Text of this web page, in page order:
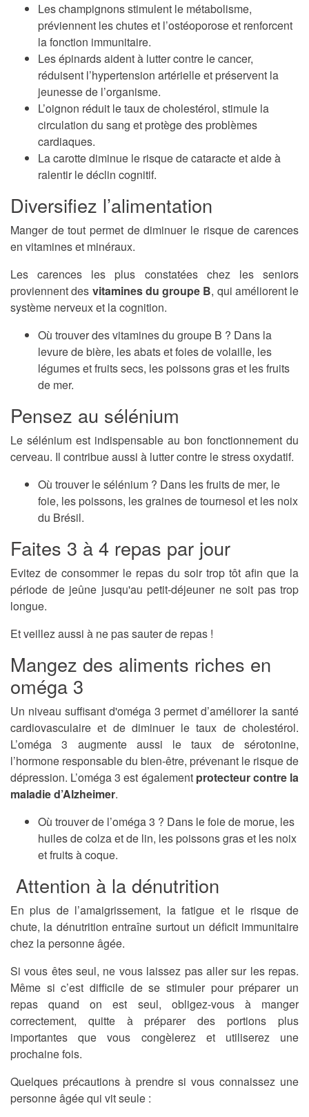
Les champignons stimulent le métabolisme,
préviennent les chutes et l’ostéoporose et renforcent
la fonction immunitaire.
Les épinards aident à lutter contre le cancer,
réduisent l’hypertension artérielle et préservent la
jeunesse de l’organisme.
L’oignon réduit le taux de cholestérol, stimule la
circulation du sang et protège des problèmes
cardiaques.
La carotte diminue le risque de cataracte et aide à
ralentir le déclin cognitif.
Diversifiez l’alimentation
Manger de tout permet de diminuer le risque de carences
en vitamines et minéraux.
Les carences les plus constatées chez les seniors
proviennent des vitamines du groupe B, qui améliorent le
système nerveux et la cognition.
Où trouver des vitamines du groupe B ? Dans la
levure de bière, les abats et foies de volaille, les
légumes et fruits secs, les poissons gras et les fruits
de mer.
Pensez au sélénium
Le sélénium est indispensable au bon fonctionnement du
cerveau. Il contribue aussi à lutter contre le stress oxydatif.
Où trouver le sélénium ? Dans les fruits de mer, le
foie, les poissons, les graines de tournesol et les noix
du Brésil.
Faites 3 à 4 repas par jour
Evitez de consommer le repas du soir trop tôt afin que la
période de jeûne jusqu'au petit-déjeuner ne soit pas trop
longue.
Et veillez aussi à ne pas sauter de repas !
Mangez des aliments riches en
oméga 3
Un niveau suffisant d'oméga 3 permet d’améliorer la santé
cardiovasculaire et de diminuer le taux de cholestérol.
L’oméga 3 augmente aussi le taux de sérotonine,
l’hormone responsable du bien-être, prévenant le risque de
dépression. L’oméga 3 est également protecteur contre la
maladie d’Alzheimer.
Où trouver de l’oméga 3 ? Dans le foie de morue, les
huiles de colza et de lin, les poissons gras et les noix
et fruits à coque.
Attention à la dénutrition
En plus de l’amaigrissement, la fatigue et le risque de
chute, la dénutrition entraîne surtout un déficit immunitaire
chez la personne âgée.
Si vous êtes seul, ne vous laissez pas aller sur les repas.
Même si c’est difficile de se stimuler pour préparer un
repas quand on est seul, obligez-vous à manger
correctement, quitte à préparer des portions plus
importantes que vous congèlerez et utiliserez une
prochaine fois.
Quelques précautions à prendre si vous connaissez une
personne âgée qui vit seule :